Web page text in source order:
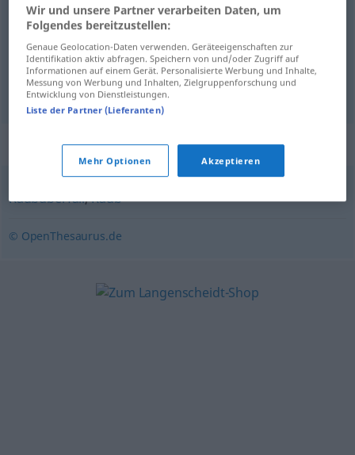
despojom Beraubung
expoliom Beraubung
privaciónf Beraubung Entziehung
Synonyme für "Beraubung"
Raubüberfall,Raub
© OpenThesaurus.de
Wir und unsere Partner verarbeiten Daten, um
Folgendes bereitzustellen:
Genaue Geolocation-Daten verwenden. Geräteeigenschaften zur
Identifikation aktiv abfragen. Speichern von und/oder Zugriff auf
Informationen auf einem Gerät. Personalisierte Werbung und Inhalte,
Messung von Werbung und Inhalten, Zielgruppenforschung und
Entwicklung von Dienstleistungen.
Liste der Partner (Lieferanten)
Mehr Optionen Akzeptieren